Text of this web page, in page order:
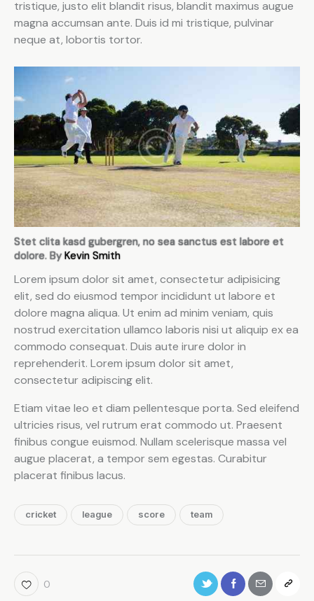
tristique, justo elit blandit risus, blandit maximus augue
magna accumsan ante. Duis id mi tristique, pulvinar
neque at, lobortis tortor.
Stet clita kasd gubergren, no sea sanctus est labore et
dolore. ByKevin Smith
Lorem ipsum dolor sit amet, consectetur adipisicing
elit, sed do eiusmod tempor incididunt ut labore et
dolore magna aliqua. Ut enim ad minim veniam, quis
nostrud exercitation ullamco laboris nisi ut aliquip ex ea
commodo consequat. Duis aute irure dolor in
reprehenderit. Lorem ipsum dolor sit amet,
consectetur adipiscing elit.
Etiam vitae leo et diam pellentesque porta. Sed eleifend
ultricies risus, vel rutrum erat commodo ut. Praesent
finibus congue euismod. Nullam scelerisque massa vel
augue placerat, a tempor sem egestas. Curabitur
placerat finibus lacus.
cricket league score team
0